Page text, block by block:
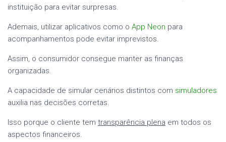
instituição para evitar surpresas.
Ademais, utilizar aplicativos como o App Neon para
acompanhamentos pode evitar imprevistos.
Assim, o consumidor consegue manter as finanças
organizadas.
A capacidade de simular cenários distintos com simuladores
auxilia nas decisões corretas.
Isso porque o cliente tem transparência plena em todos os
aspectos financeiros.